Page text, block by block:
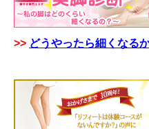
>> どうやったら細くなる